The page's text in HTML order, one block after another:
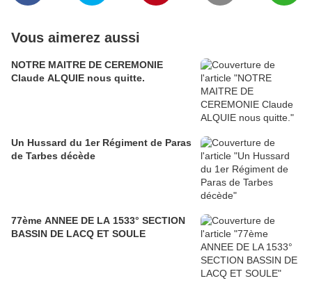
Vous aimerez aussi
NOTRE MAITRE DE CEREMONIE
Claude ALQUIE nous quitte.
Un Hussard du 1er Régiment de Paras
de Tarbes décède
77ème ANNEE DE LA 1533° SECTION
BASSIN DE LACQ ET SOULE